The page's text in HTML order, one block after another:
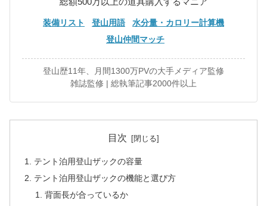
装備リスト 登山用語
水分量・カロリー計算機
登山仲間マッチ
登山歴11年、月間1300万PVの大手メディア監修
雑誌監修 | 総執筆記事2000件以上
目次
テント泊用登山ザックの容量
テント泊用登山ザックの機能と選び方
背面長が合っているか